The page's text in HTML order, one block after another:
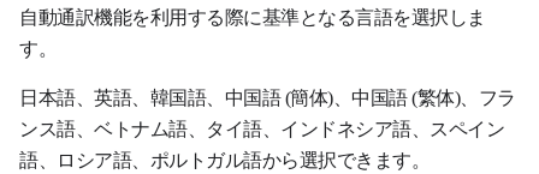
自動通訳機能を利用する際に基準となる言語を選択しま
す。
日本語、英語、韓国語、中国語 (簡体)、中国語 (繁体)、フラ
ンス語、ベトナム語、タイ語、インドネシア語、スペイン
語、ロシア語、ポルトガル語から選択できます。